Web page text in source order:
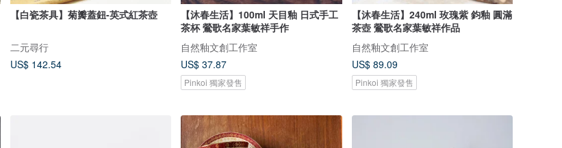
【白瓷茶具】菊瓣蓋鈕-英式紅茶壺
二元尋行
US$ 142.54
【沐春生活】100ml 天目釉 日式手工
茶杯 鶯歌名家葉敏祥手作
自然釉文創工作室
US$ 37.87
Pinkoi 獨家發售
【沐春生活】240ml 玫瑰紫 鈞釉 圓滿
茶壺 鶯歌名家葉敏祥作品
自然釉文創工作室
US$ 89.09
Pinkoi 獨家發售